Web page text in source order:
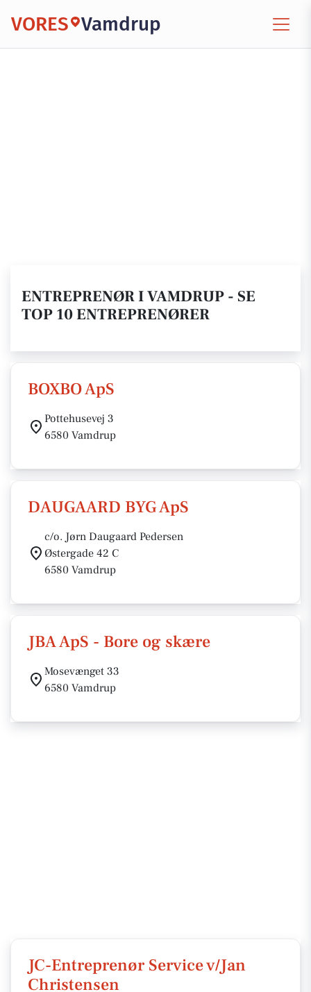
VORES Vamdrup
ENTREPRENØR I VAMDRUP - SE
TOP 10 ENTREPRENØRER
BOXBO ApS
Pottehusevej 3
6580 Vamdrup
DAUGAARD BYG ApS
c/o. Jørn Daugaard Pedersen
Østergade 42 C
6580 Vamdrup
JBA ApS - Bore og skære
Mosevænget 33
6580 Vamdrup
JC-Entreprenør Service v/Jan
Christensen